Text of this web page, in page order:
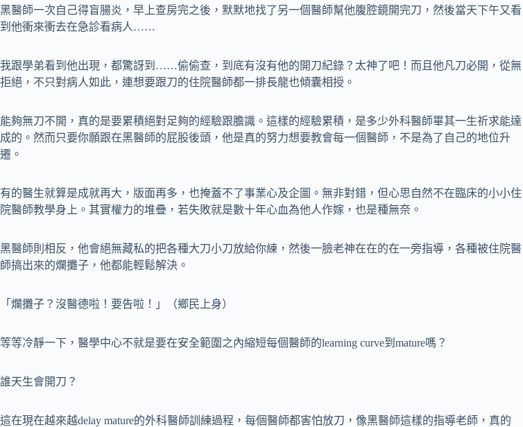
黑醫師一次自己得盲腸炎，早上查房完之後，默默地找了另一個醫師幫他腹腔鏡開完刀，然後當天下午又看
到他衝來衝去在急診看病人……
我跟學弟看到他出現，都驚訝到……偷偷查，到底有沒有他的開刀紀錄？太神了吧！而且他凡刀必開，從無
拒絕，不只對病人如此，連想要跟刀的住院醫師都一排長龍也傾囊相授。
能夠無刀不開，真的是要累積絕對足夠的經驗跟膽識。這樣的經驗累積，是多少外科醫師畢其一生祈求能達
成的。然而只要你願跟在黑醫師的屁股後頭，他是真的努力想要教會每一個醫師，不是為了自己的地位升
遷。
有的醫生就算是成就再大，版面再多，也掩蓋不了事業心及企圖。無非對錯，但心思自然不在臨床的小小住
院醫師教學身上。其實權力的堆疊，若失敗就是數十年心血為他人作嫁，也是種無奈。
黑醫師則相反，他會絕無藏私的把各種大刀小刀放給你練，然後一臉老神在在的在一旁指導，各種被住院醫
師搞出來的爛攤子，他都能輕鬆解決。
「爛攤子？沒醫德啦！要告啦！」（鄉民上身）
等等冷靜一下，醫學中心不就是要在安全範圍之內縮短每個醫師的learning curve到mature嗎？
誰天生會開刀？
這在現在越來越delay mature的外科醫師訓練過程，每個醫師都害怕放刀，像黑醫師這樣的指導老師，真的